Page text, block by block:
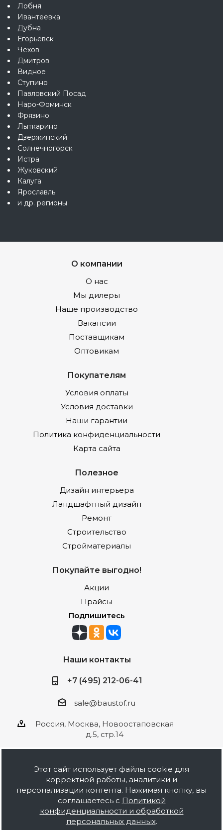
Лобня
Ивантеевка
Дубна
Егорьевск
Чехов
Дмитров
Видное
Ступино
Павловский Посад
Наро-Фоминск
Фрязино
Лыткарино
Дзержинский
Солнечногорск
Истра
Жуковский
Калуга
Ярославль
и др. регионы
О компании
О нас
Мы дилеры
Наше производство
Вакансии
Поставщикам
Оптовикам
Покупателям
Условия оплаты
Условия доставки
Наши гарантии
Политика конфиденциальности
Карта сайта
Полезное
Дизайн интерьера
Ландшафтный дизайн
Ремонт
Строительство
Стройматериалы
Покупайте выгодно!
Акции
Прайсы
Подпишитесь
Наши контакты
+7 (495) 212-06-41
sale@baustof.ru
Россия, Москва, Новоостаповская
д.5, стр.14
2026 © ООО Баустов. Собственное
производство лакокрасочной продукции,
оптовая и розничная продажа строительных
материалов, комплектация объектов под ключ.
Информация на сайте носит ознакомительный
Этот сайт использует файлы cookie для
корректной работы, аналитики и
персонализации контента. Нажимая кнопку, вы
соглашаетесь с Политикой
конфиденциальности и обработкой
персональных данных.